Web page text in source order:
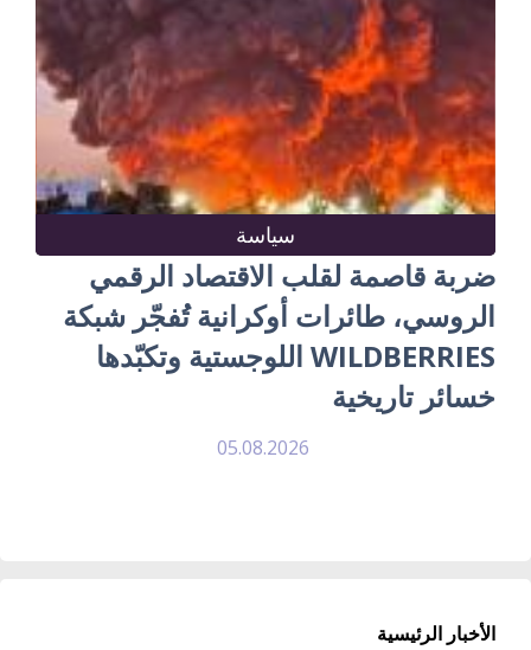
سياسة
ضربة قاصمة لقلب الاقتصاد الرقمي
الروسي، طائرات أوكرانية تُفجّر شبكة
WILDBERRIES اللوجستية وتكبّدها
خسائر تاريخية
05.08.2026
الأخبار الرئيسية